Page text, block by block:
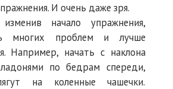
И очень даже зря.
изменив начало упражнения,
многих проблем и лучше
Например, начать с наклона
по бедрам спереди,
на коленные чашечки.